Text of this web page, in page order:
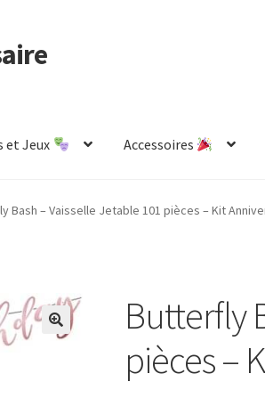
et Jeux Accessoires
Mon comptePage d’exemple Panier
Bash – Vaisselle Jetable 101 pièces – Kit
Butterfly
pièces –